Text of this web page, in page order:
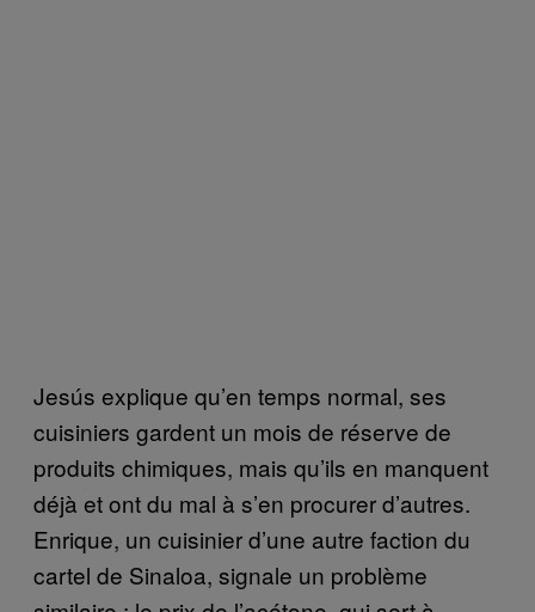
Jesús explique qu’en temps normal, ses
cuisiniers gardent un mois de réserve de
produits chimiques, mais qu’ils en manquent
déjà et ont du mal à s’en procurer d’autres.
Enrique, un cuisinier d’une autre faction du
cartel de Sinaloa, signale un problème